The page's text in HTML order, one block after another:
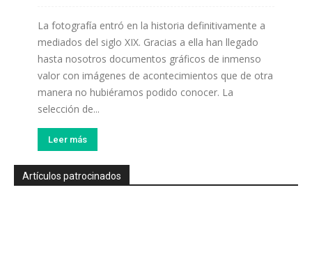
La fotografía entró en la historia definitivamente a
mediados del siglo XIX. Gracias a ella han llegado
hasta nosotros documentos gráficos de inmenso
valor con imágenes de acontecimientos que de otra
manera no hubiéramos podido conocer. La
selección de...
Leer más
Artículos patrocinados